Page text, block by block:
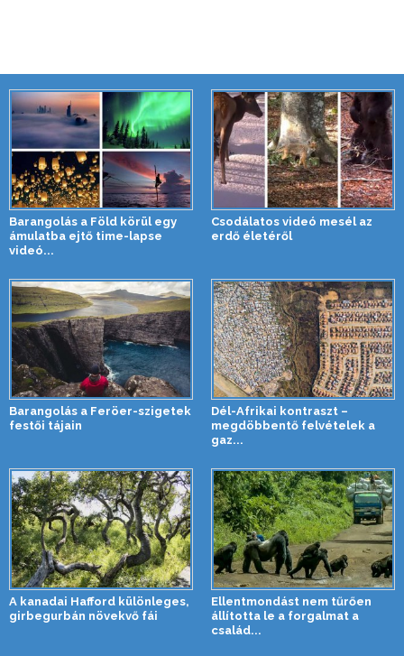
Barangolás a Föld körül egy
ámulatba ejtő time-lapse
videó...
Csodálatos videó mesél az
erdő életéről
Barangolás a Feröer-szigetek
festői tájain
Dél-Afrikai kontraszt –
megdöbbentő felvételek a
gaz...
A kanadai Hafford különleges,
girbegurbán növekvő fái
Ellentmondást nem tűrően
állította le a forgalmat a
család...